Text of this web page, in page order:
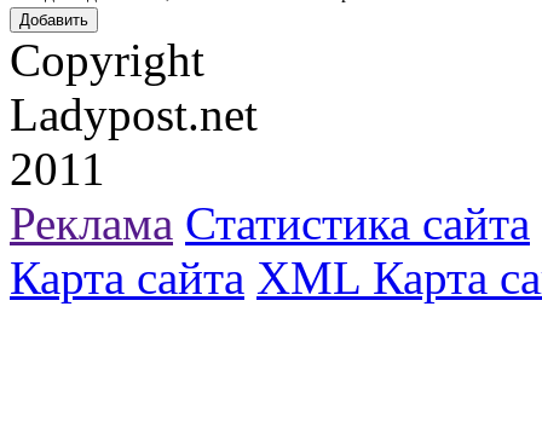
Copyright
Ladypost.net
2011
Реклама Статистика сайта
Карта сайта XML Карта